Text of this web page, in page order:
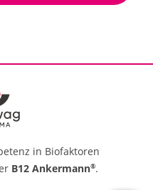
in Biofaktoren
B12 Ankermann®.